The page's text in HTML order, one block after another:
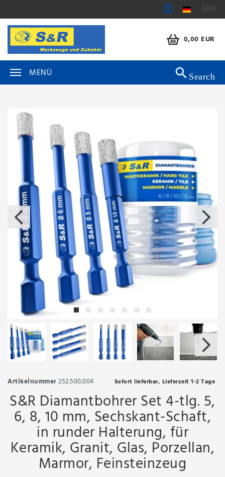
EUR
0,00 EUR
MENÜ Search
Artikelnummer252.500.004 Sofort lieferbar, Lieferzeit 1-2 Tage
S&R Diamantbohrer Set 4-tlg. 5,
6, 8, 10 mm, Sechskant-Schaft,
in runder Halterung, für
Keramik, Granit, Glas, Porzellan,
Marmor, Feinsteinzeug